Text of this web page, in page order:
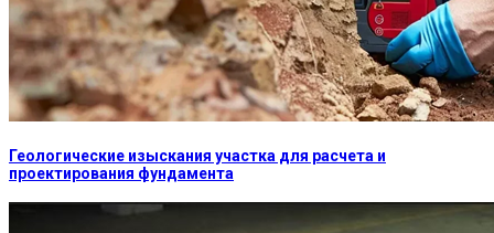
Геологические изыскания участка для расчета и
проектирования фундамента